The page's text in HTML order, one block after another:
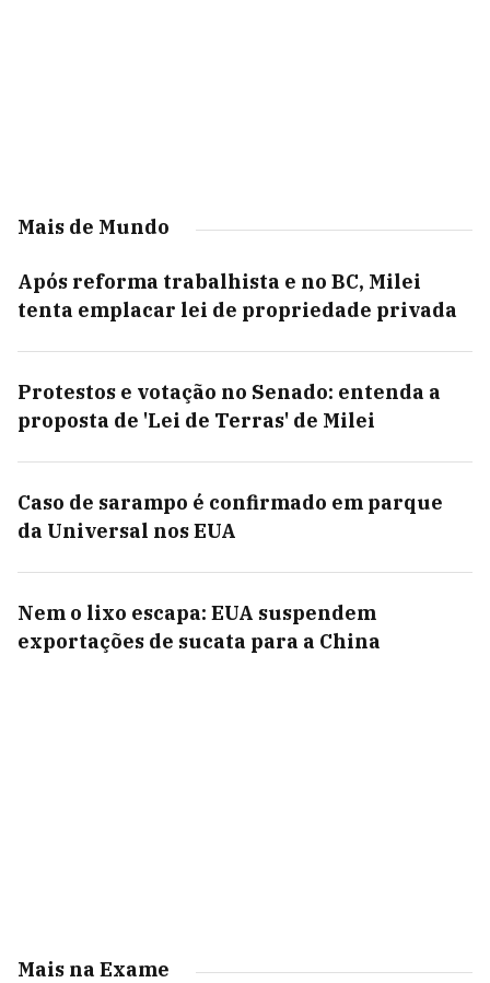
Mais de Mundo
Após reforma trabalhista e no BC, Milei
tenta emplacar lei de propriedade privada
Protestos e votação no Senado: entenda a
proposta de 'Lei de Terras' de Milei
Caso de sarampo é confirmado em parque
da Universal nos EUA
Nem o lixo escapa: EUA suspendem
exportações de sucata para a China
Mais na Exame